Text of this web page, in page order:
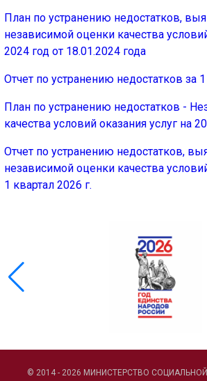
План по устранению недостатков,
независимой оценки качества
2024 год от 18.01.2024 года
Отчет по устранению недостатков за
План по устранению недостатков -
качества условий оказания услуг на
Отчет по устранению недостатков,
независимой оценки качества
1 квартал 2026 г.
© 2014 - 2026 МИНИСТЕРСТВО